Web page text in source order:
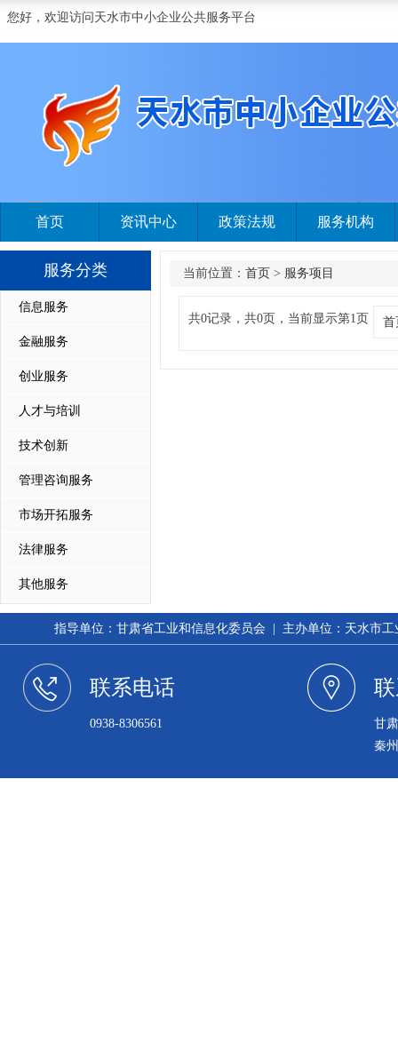
您好，欢迎访问天水市中小企业公共服务平台
首页 资讯中心 政策法规 服务机构
服务分类
信息服务
金融服务
创业服务
人才与培训
技术创新
管理咨询服务
市场开拓服务
法律服务
其他服务
当前位置： 首页 > 服务项目
共0记录，共0页，当前显示第1页 首
指导单位：甘肃省工业和信息化委员会 | 主办单位：天水市
联系电话
0938-8306561
甘
秦